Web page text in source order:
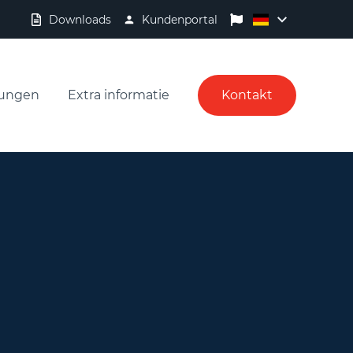
Downloads Kundenportal
Extra informatie Kontakt